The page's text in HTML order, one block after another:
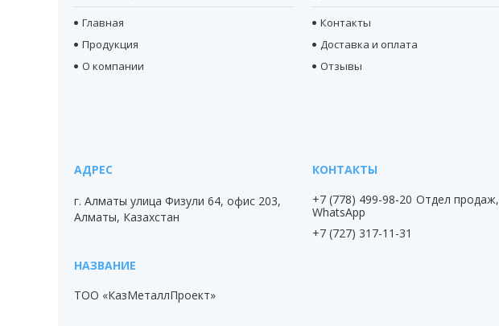
Главная
Продукция
О компании
Контакты
Доставка и оплата
Отзывы
г. Алматы улица Физули 64, офис 203,
Алматы, Казахстан
ТОО «КазМеталлПроект»
+7 (778) 499-98-20 Отдел продаж,
WhatsApp
+7 (727) 317-11-31